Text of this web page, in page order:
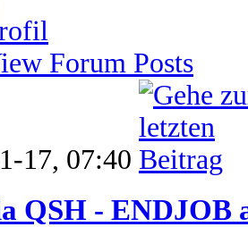
Forum Posts
17, 07:40
QSH - ENDJOB